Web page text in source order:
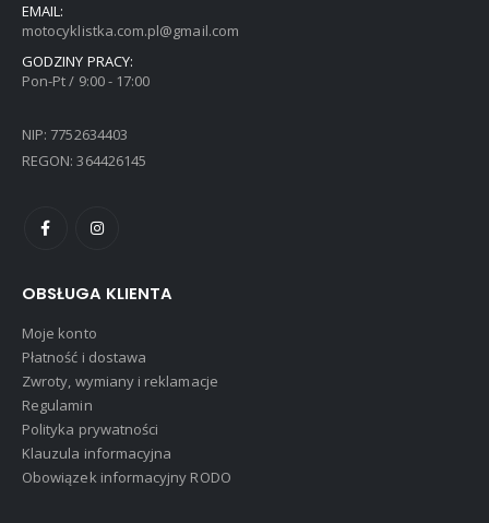
EMAIL:
motocyklistka.com.pl@gmail.com
GODZINY PRACY:
Pon-Pt / 9:00 - 17:00
NIP: 7752634403
REGON: 364426145
OBSŁUGA KLIENTA
Moje konto
Płatność i dostawa
Zwroty, wymiany i reklamacje
Regulamin
Polityka prywatności
Klauzula informacyjna
Obowiązek informacyjny RODO